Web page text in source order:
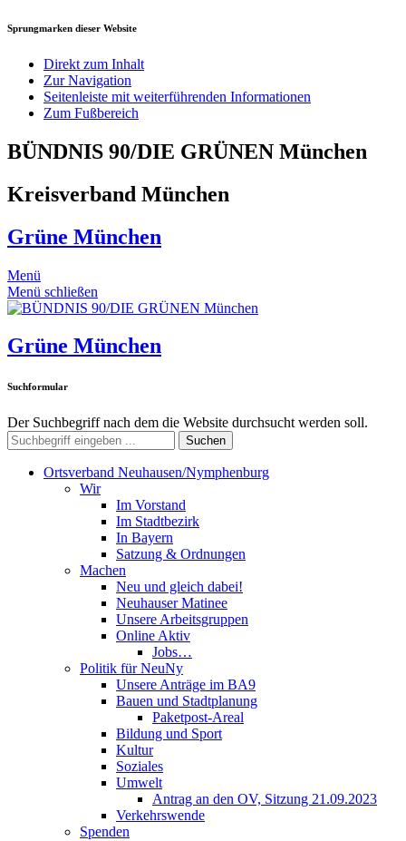
Sprungmarken dieser Website
Direkt zum Inhalt
Zur Navigation
Seitenleiste mit weiterführenden Informationen
Zum Fußbereich
BÜNDNIS 90/DIE GRÜNEN München
Kreisverband München
Grüne München
Menü
Menü schließen
Grüne München
Suchformular
Der Suchbegriff nach dem die Website durchsucht werden soll.
Suchen
Ortsverband Neuhausen/Nymphenburg
Wir
Im Vorstand
Im Stadtbezirk
In Bayern
Satzung & Ordnungen
Machen
Neu und gleich dabei!
Neuhauser Matinee
Unsere Arbeitsgruppen
Online Aktiv
Jobs…
Politik für NeuNy
Unsere Anträge im BA9
Bauen und Stadtplanung
Paketpost-Areal
Bildung und Sport
Kultur
Soziales
Umwelt
Antrag an den OV, Sitzung 21.09.2023
Verkehrswende
Spenden